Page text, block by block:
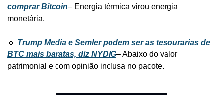
comprar Bitcoin– Energia térmica virou energia
monetária.
🔹 Trump Media e Semler podem ser as tesourarias de
BTC mais baratas, diz NYDIG– Abaixo do valor
patrimonial e com opinião inclusa no pacote.